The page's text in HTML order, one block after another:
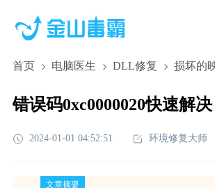
首页 电脑医生 DLL修复 损坏的
错误码0xc0000020快速解决
2024-01-01 04:52:51 环境修复大师
文章摘要